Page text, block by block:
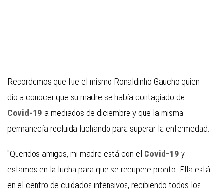
Recordemos que fue el mismo Ronaldinho Gaucho quien
dio a conocer que su madre se había contagiado de
Covid-19 a mediados de diciembre y que la misma
permanecía recluida luchando para superar la enfermedad.
"Queridos amigos, mi madre está con el Covid-19 y
estamos en la lucha para que se recupere pronto. Ella está
en el centro de cuidados intensivos, recibiendo todos los